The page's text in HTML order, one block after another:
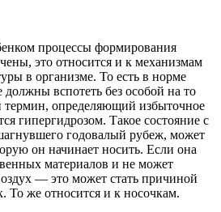
процессы формирования
это относится и к механизмам
в организме. То есть в норме
вспотеть без особой на то
определяющий избыточное
гипергидрозом. Такое состояние с
годовалый рубеж, может
он начинает носить. Если она
материалов и не может
— это может стать причиной
же относится и к носочкам.